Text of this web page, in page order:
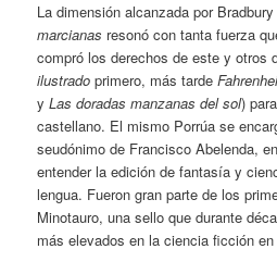
La dimensión alcanzada por
marcianas resonó con tanta fuerza
compró los derechos de este y otros
ilustrado primero, más tarde
yLas doradas manzanas del sol)
castellano. El mismo Porrúa se
seudónimo de Francisco Abelenda,
entender la edición de fantasía y
lengua. Fueron gran parte de los
Minotauro, una sello que durante
más elevados en la ciencia ficción